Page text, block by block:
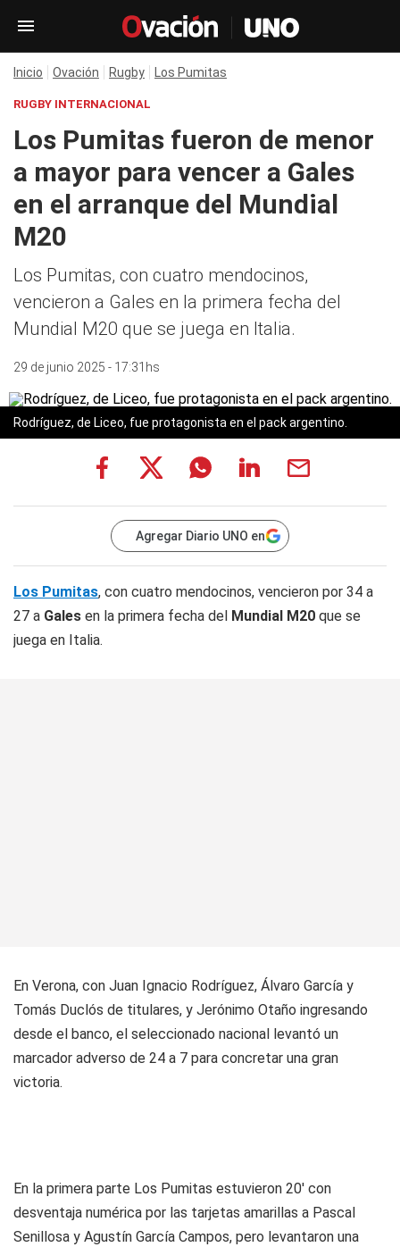
Inicio Ovación Rugby Los Pumitas
RUGBY INTERNACIONAL
Los Pumitas fueron de menor
a mayor para vencer a Gales
en el arranque del Mundial
M20
Los Pumitas, con cuatro mendocinos,
vencieron a Gales en la primera fecha del
Mundial M20 que se juega en Italia.
29 de junio 2025 - 17:31hs
Rodríguez, de Liceo, fue protagonista en el pack argentino.
Agregar Diario UNO en
Los Pumitas, con cuatro mendocinos, vencieron por 34 a
27 a Gales en la primera fecha del Mundial M20 que se
juega en Italia.
En Verona, con Juan Ignacio Rodríguez, Álvaro García y
Tomás Duclós de titulares, y Jerónimo Otaño ingresando
desde el banco, el seleccionado nacional levantó un
marcador adverso de 24 a 7 para concretar una gran
victoria.
En la primera parte Los Pumitas estuvieron 20' con
desventaja numérica por las tarjetas amarillas a Pascal
Senillosa y Agustín García Campos, pero levantaron una